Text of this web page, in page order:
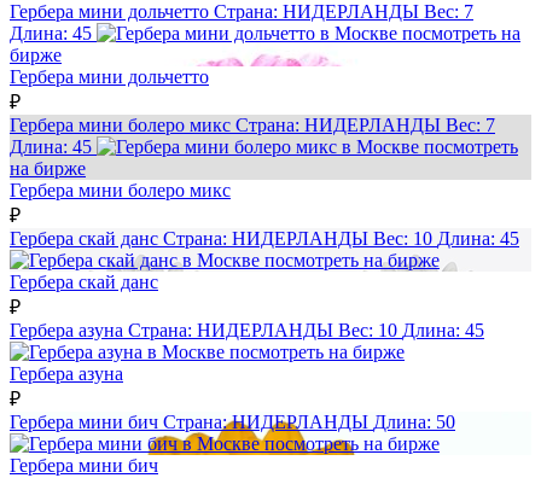
Гербера мини дольчетто Страна: НИДЕРЛАНДЫ Вес: 7
Длина: 45
посмотреть на
бирже
Гербера мини дольчетто
₽
Гербера мини болеро микс Страна: НИДЕРЛАНДЫ Вес: 7
Длина: 45
посмотреть
на бирже
Гербера мини болеро микс
₽
Гербера скай данс Страна: НИДЕРЛАНДЫ Вес: 10 Длина: 45
посмотреть на бирже
Гербера скай данс
₽
Гербера азуна Страна: НИДЕРЛАНДЫ Вес: 10 Длина: 45
посмотреть на бирже
Гербера азуна
₽
Гербера мини бич Страна:НИДЕРЛАНДЫ Длина: 50
посмотреть на бирже
Гербера мини бич